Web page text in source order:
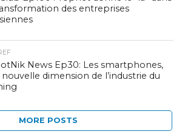
des entreprises
News Ep30: Les smartphones,
dimension de l’industrie du
MORE POSTS